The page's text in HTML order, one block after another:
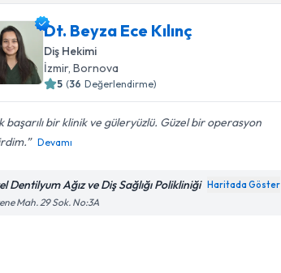
Dt. Beyza Ece Kılınç
Diş Hekimi
İzmir,Bornova
5 (36 Değerlendirme)
başarılı bir klinik ve güleryüzlü. Güzel bir operasyon
Devamı
Dentilyum Ağız ve Diş Sağlığı Polikliniği Haritada Göster
Mah. 29 Sok. No:3A